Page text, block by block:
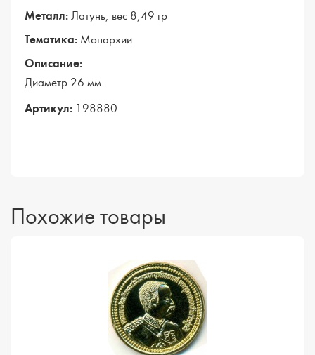
Металл: Латунь, вес 8,49 гр
Тематика: Монархии
Описание:
Диаметр 26 мм.
Артикул: 198880
Похожие товары